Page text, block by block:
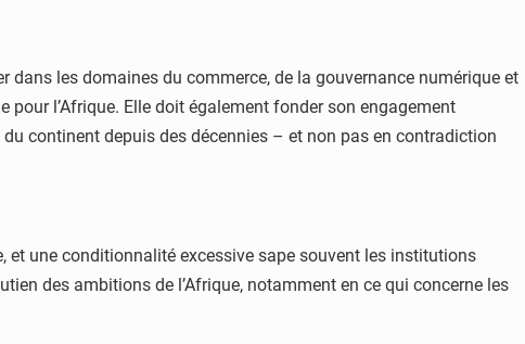
dans les domaines du commerce, de la gouvernance numérique et
pour l’Afrique. Elle doit également fonder son engagement
continent depuis des décennies – et non pas en contradiction
et une conditionnalité excessive sape souvent les institutions
des ambitions de l’Afrique, notamment en ce qui concerne les